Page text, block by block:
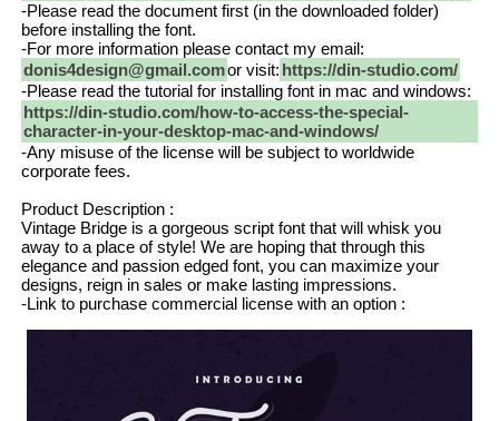
-Please read the document first (in the downloaded folder)
before installing the font.
-For more information please contact my email:
donis4design@gmail.comor visit: https://din-studio.com/
-Please read the tutorial for installing font in mac and windows:
https://din-studio.com/how-to-access-the-special-
character-in-your-desktop-mac-and-windows/
-Any misuse of the license will be subject to worldwide
corporate fees.
Product Description :
Vintage Bridge is a gorgeous script font that will whisk you
away to a place of style! We are hoping that through this
elegance and passion edged font, you can maximize your
designs, reign in sales or make lasting impressions.
-Link to purchase commercial license with an option :